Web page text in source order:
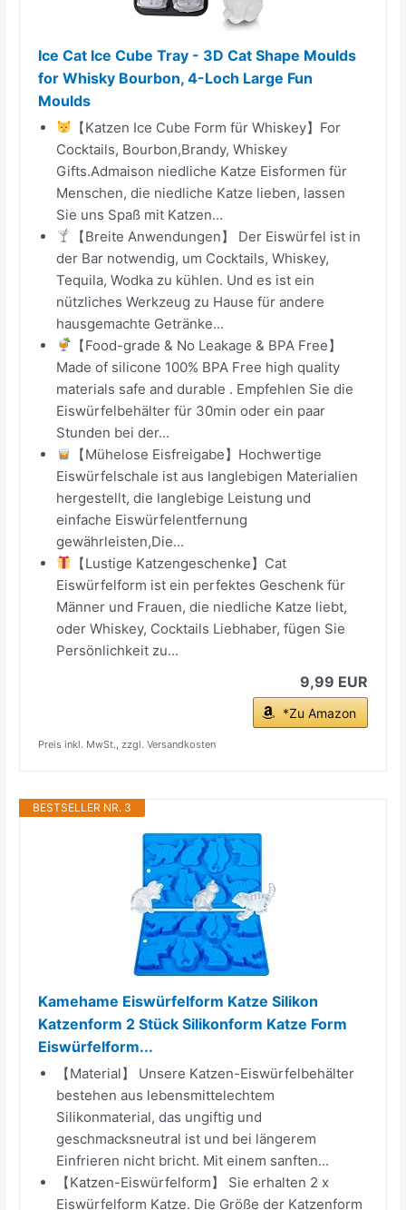
Ice Cat Ice Cube Tray - 3D Cat Shape Moulds
for Whisky Bourbon, 4-Loch Large Fun
Moulds
【Katzen Ice Cube Form für Whiskey】For
Cocktails, Bourbon,Brandy, Whiskey
Gifts.Admaison niedliche Katze Eisformen für
Menschen, die niedliche Katze lieben, lassen
Sie uns Spaß mit Katzen...
【Breite Anwendungen】 Der Eiswürfel ist in
der Bar notwendig, um Cocktails, Whiskey,
Tequila, Wodka zu kühlen. Und es ist ein
nützliches Werkzeug zu Hause für andere
hausgemachte Getränke...
【Food-grade & No Leakage & BPA Free】
Made of silicone 100% BPA Free high quality
materials safe and durable . Empfehlen Sie die
Eiswürfelbehälter für 30min oder ein paar
Stunden bei der...
【Mühelose Eisfreigabe】Hochwertige
Eiswürfelschale ist aus langlebigen Materialien
hergestellt, die langlebige Leistung und
einfache Eiswürfelentfernung
gewährleisten,Die...
【Lustige Katzengeschenke】Cat
Eiswürfelform ist ein perfektes Geschenk für
Männer und Frauen, die niedliche Katze liebt,
oder Whiskey, Cocktails Liebhaber, fügen Sie
Persönlichkeit zu...
9,99 EUR
*Zu Amazon
Preis inkl. MwSt., zzgl. Versandkosten
BESTSELLER NR. 3
Kamehame Eiswürfelform Katze Silikon
Katzenform 2 Stück Silikonform Katze Form
Eiswürfelform...
【Material】 Unsere Katzen-Eiswürfelbehälter
bestehen aus lebensmittelechtem
Silikonmaterial, das ungiftig und
geschmacksneutral ist und bei längerem
Einfrieren nicht bricht. Mit einem sanften...
【Katzen-Eiswürfelform】 Sie erhalten 2 x
Eiswürfelform Katze. Die Größe der Katzenform